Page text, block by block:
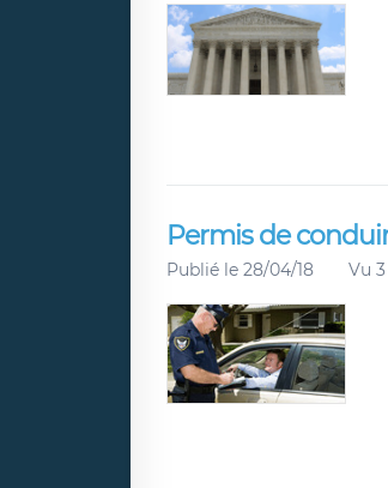
Permis de
Publié le 28/04/18 Vu